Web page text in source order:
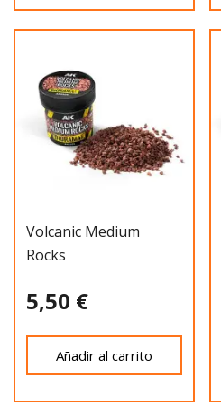
Volcanic Medium
Rocks
5,50 €
Añadir al carrito